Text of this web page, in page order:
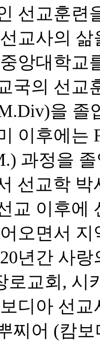
선교훈련
교사의
앙대학교
국의 선교
을 졸
이후에는
과정을
선교학
교 이후에
오면서
년간 사
로교회, 시
디아 선
찌어 (캄